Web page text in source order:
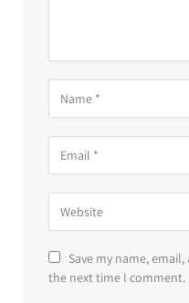
Save my name,
the next time I comment.